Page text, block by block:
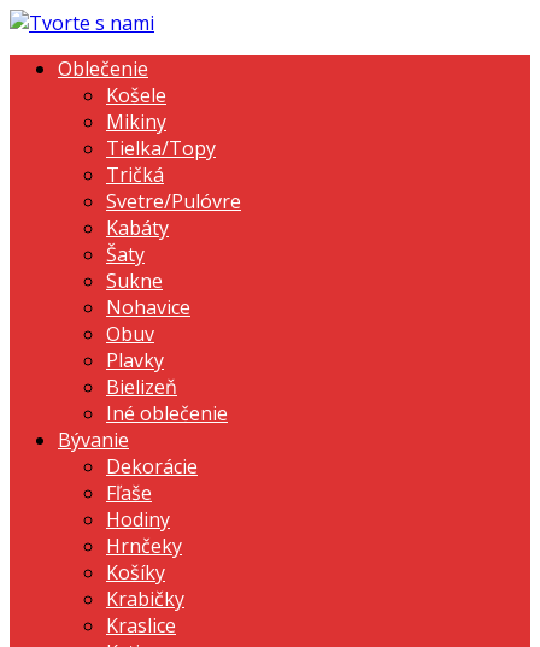
Oblečenie
Košele
Mikiny
Tielka/Topy
Tričká
Svetre/Pulóvre
Kabáty
Šaty
Sukne
Nohavice
Obuv
Plavky
Bielizeň
Iné oblečenie
Bývanie
Dekorácie
Fľaše
Hodiny
Hrnčeky
Košíky
Krabičky
Kraslice